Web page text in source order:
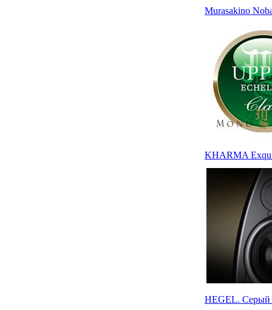
Murasakino
KHARMA
HEGEL. Серый